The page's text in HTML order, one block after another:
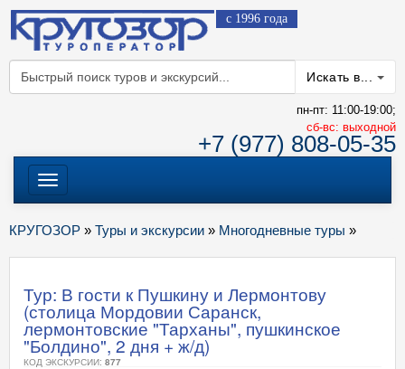
с 1996 года
Искать в...
пн-пт: 11:00-19:00;
cб-вс: выходной
+7 (977) 808-05-35
Меню
КРУГОЗОР » Туры и экскурсии » Многодневные туры »
Тур: В гости к Пушкину и Лермонтову
(столица Мордовии Саранск,
лермонтовские "Тарханы", пушкинское
"Болдино", 2 дня + ж/д)
КОД ЭКСКУРСИИ: 877